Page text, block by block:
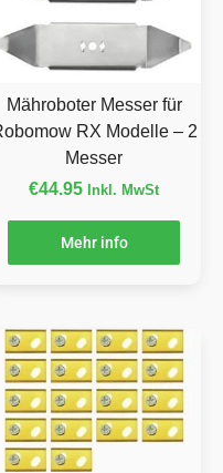
Mähroboter Messer für
RX Modelle – 2
Messer
€44.95 Inkl. MwSt
Mehr info